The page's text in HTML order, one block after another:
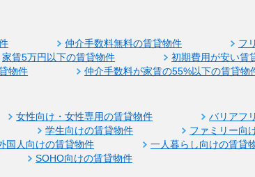
仲介手数料無料の賃貸物件
フ
家賃5万円以下の賃貸物件 初期費用が安い賃
物件
仲介手数料が家賃の55%以下の賃貸物
女性向け・女性専用の賃貸物件
バリアフ
学生向けの賃貸物件 ファミリー向
国人向けの賃貸物件
一人暮らし向けの賃貸
SOHO向けの賃貸物件